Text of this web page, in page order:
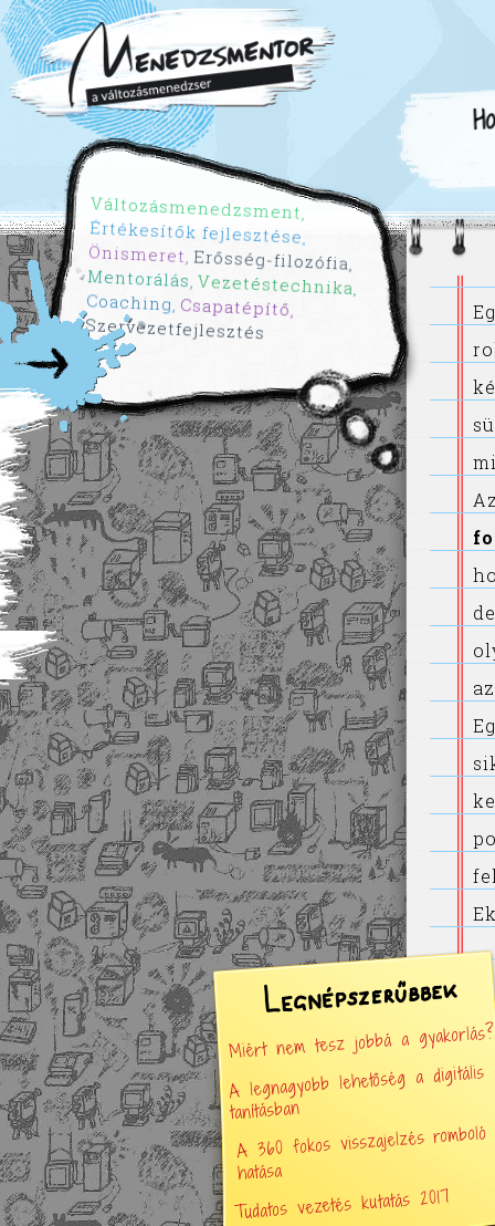
Változásmenedzsment
Értékesítők fejlesztése
Önismeret Erősség-filozófia
Mentorálás Vezetéstechnika
Coaching Csapatépítő
Szervezetfejlesztés
Miért nem tesz jobbá a gyakorlás?
A legnagyobb lehetőség a digitális
tanításban
A 360 fokos visszajelzés romboló
hatása
Tudatos vezetés kutatás 2017